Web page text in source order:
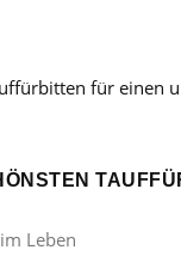
Leben